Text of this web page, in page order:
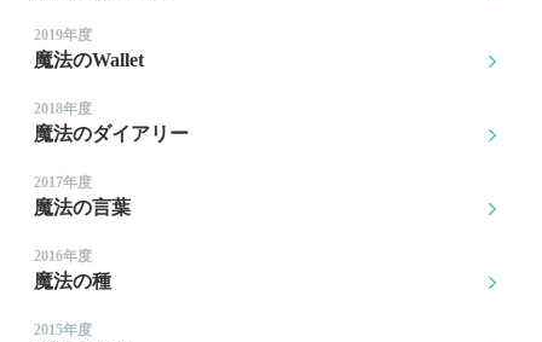
2019年度
魔法のWallet
2018年度
魔法のダイアリー
2017年度
魔法の言葉
2016年度
魔法の種
2015年度